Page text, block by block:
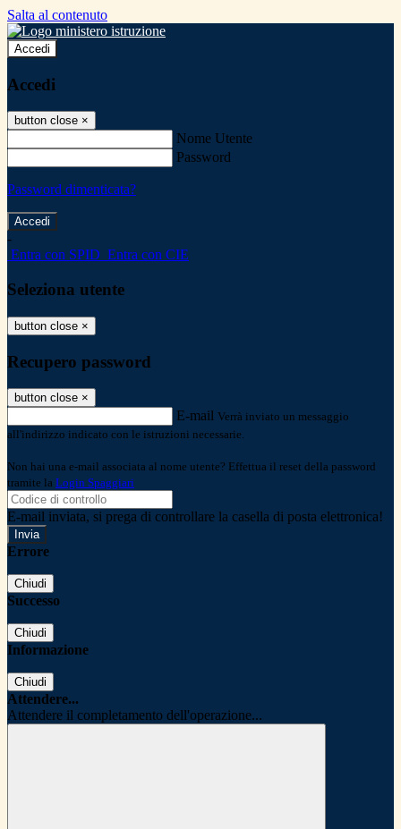
Salta al contenuto
Accedi
Accedi
button close ×
Nome Utente
Password
Password dimenticata?
-
Entra con SPID Entra con CIE
Seleziona utente
button close ×
Recupero password
button close ×
E-mail Verrà inviato un messaggio
all'indirizzo indicato con le istruzioni necessarie.
Non hai una e-mail associata al nome utente? Effettua il reset della password
tramite la Login Spaggiari
E-mail inviata, si prega di controllare la casella di posta elettronica!
Errore
Chiudi
Successo
Chiudi
Informazione
Chiudi
Attendere...
Attendere il completamento dell'operazione...